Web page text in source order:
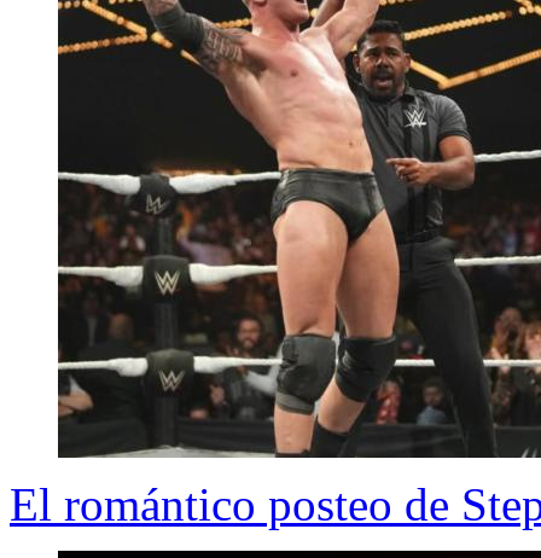
El romántico posteo de